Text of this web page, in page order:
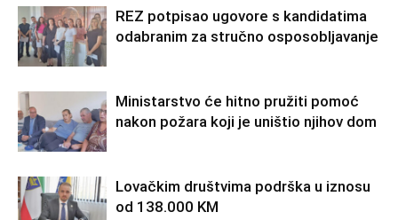
REZ potpisao ugovore s kandidatima
odabranim za stručno osposobljavanje
Ministarstvo će hitno pružiti pomoć
nakon požara koji je uništio njihov dom
Lovačkim društvima podrška u iznosu
od 138.000 KM